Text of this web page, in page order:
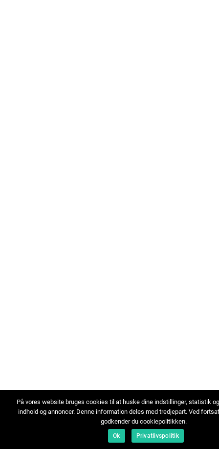
På vores website bruges cookies til at huske dine indstillinger, statistik
indhold og annoncer. Denne information deles med tredjepart. Ved
godkender du cookiepolitikken.
Ok Privatlivspolitik